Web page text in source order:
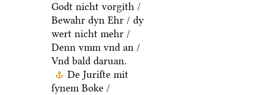
Godt nicht vorgith /
Bewahr dyn Ehr / dy
wert nicht mehr /
Denn vmm vnd an /
Vnd bald daruan.
De Juriſte mit
ſynem Boke /